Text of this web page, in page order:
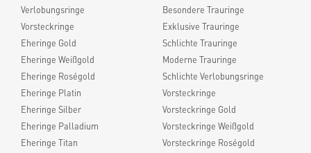
Verlobungsringe
Vorsteckringe
Eheringe Gold
Eheringe Weißgold
Eheringe Roségold
Eheringe Platin
Eheringe Silber
Eheringe Palladium
Eheringe Titan
Besondere Trauringe
Exklusive Trauringe
Schlichte Trauringe
Moderne Trauringe
Schlichte Verlobungsringe
Vorsteckringe
Vorsteckringe Gold
Vorsteckringe Weißgold
Vorsteckringe Roségold